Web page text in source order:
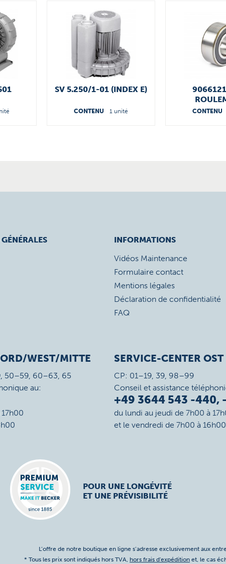
SV 5.250/1-01 (INDEX E)
CONTENU 1 unité CONTENU
INFORMATIONS
Vidéos Maintenance
Formulaire contact
Mentions légales
Déclaration de confidentialité
FAQ
WEST/MITTE
50–59, 60–63, 65
au:
SERVICE-CENTER OST
CP: 01–19, 39, 98–99
Conseil et assistance
+49 3644 543 -440,
du lundi au jeudi de 7h00 à
et le vendredi de 7h00 à 16h00
POUR UNE LONGÉVITÉ
ET UNE PRÉVISIBILITÉ
L’offre de notre boutique en ligne s’adresse exclusivement aux
* Tous les prix sont indiqués hors TVA, hors frais d'expédition et, le cas